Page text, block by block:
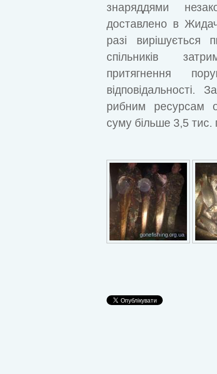
знаряддями
доставлено в
разі вирішується
спільників
притягнення
відповідальності.
рибним ресурсам
суму більше 3,5 тис.